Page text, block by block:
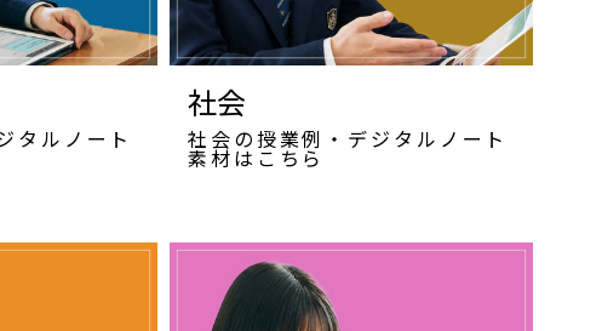
タルノート
社会
社会の授業例・デジタルノート
素材はこちら